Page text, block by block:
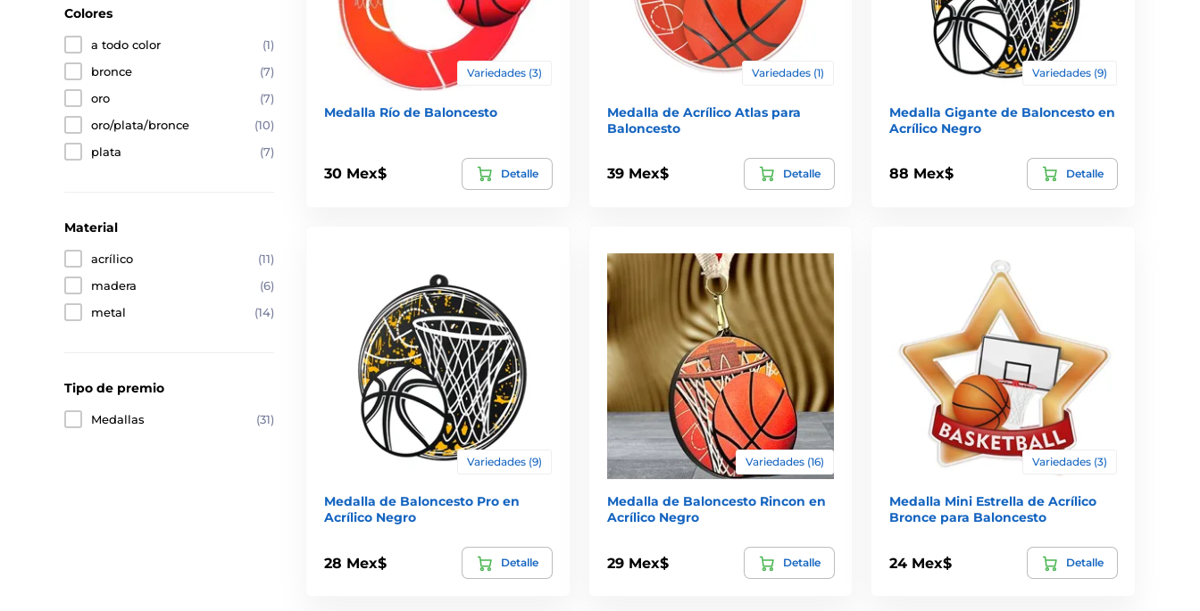
Colores
a todo color
(1)
bronce
(7)
oro
(7)
oro/plata/bronce
(10)
plata
(7)
Material
acrílico
(11)
madera
(6)
metal
(14)
Tipo de premio
Medallas (31)
Variedades (3)
Medalla Río de Baloncesto
30 Mex$ Detalle
Variedades (1)
Medalla de Acrílico Atlas para
Baloncesto
39 Mex$ Detalle
Variedades (9)
Medalla Gigante de Baloncesto en
Acrílico Negro
88 Mex$ Detalle
Variedades (9)
Medalla de Baloncesto Pro en
Acrílico Negro
28 Mex$ Detalle
Variedades (16)
Medalla de Baloncesto Rincon en
Acrílico Negro
29 Mex$ Detalle
Variedades (3)
Medalla Mini Estrella de Acrílico
Bronce para Baloncesto
24 Mex$ Detalle